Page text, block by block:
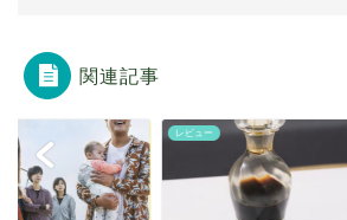
関連記事
レビュー